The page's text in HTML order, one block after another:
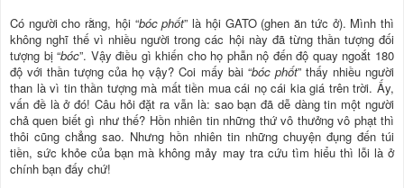
Có người cho rằng, hội “bóc phốt” là hội GATO (ghen ăn tức ở). Mình thì
không nghĩ thế vì nhiều người trong các hội này đã từng thần tượng đối
tượng bị “bóc”. Vậy điều gì khiến cho họ phẫn nộ đến độ quay ngoắt 180
độ với thần tượng của họ vậy? Coi mấy bài “bóc phốt” thấy nhiều người
than là vì tin thần tượng mà mất tiền mua cái nọ cái kia giá trên trời. Ấy,
vấn đề là ở đó! Câu hỏi đặt ra vẫn là: sao bạn đã dễ dàng tin một người
chả quen biết gì như thế? Hồn nhiên tin những thứ vô thưởng vô phạt thì
thôi cũng chẳng sao. Nhưng hồn nhiên tin những chuyện đụng đến túi
tiền, sức khỏe của bạn mà không mảy may tra cứu tìm hiểu thì lỗi là ở
chính bạn đấy chứ!